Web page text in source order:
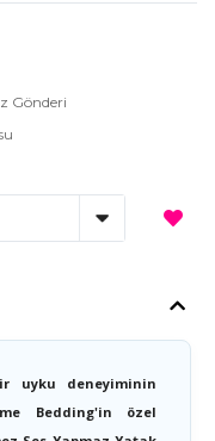
Gönderi
uyku deneyiminin
Bedding'in özel